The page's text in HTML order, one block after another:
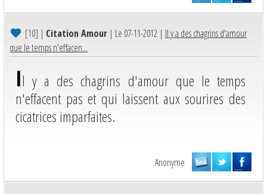
[10] | Citation Amour | Le 07-11-2012 | Il y a des chagrins d'amour
que le temps n'effacen...
Il y a des chagrins d'amour que le temps
n'effacent pas et qui laissent aux sourires des
cicatrices imparfaites.
Anonyme